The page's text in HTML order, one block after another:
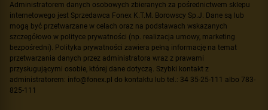
Administratorem danych osobowych zbieranych za pośrednictwem sklepu
internetowego jest Sprzedawca Fonex K.T.M. Borowscy Sp.J. Dane są lub
mogą być przetwarzane w celach oraz na podstawach wskazanych
szczegółowo w polityce prywatności (np. realizacja umowy, marketing
bezpośredni). Polityka prywatności zawiera pełną informację na temat
przetwarzania danych przez administratora wraz z prawami
przysługującymi osobie, której dane dotyczą. Szybki kontakt z
administratorem: info@fonex.pl do kontaktu lub tel.: 34 35-25-111 albo 783-
825-111